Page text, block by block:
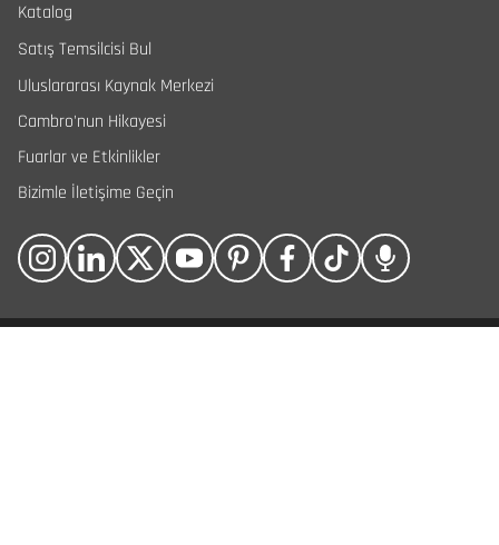
Katalog
Satış Temsilcisi Bul
Uluslararası Kaynak Merkezi
Cambro'nun Hikayesi
Fuarlar ve Etkinlikler
Bizimle İletişime Geçin